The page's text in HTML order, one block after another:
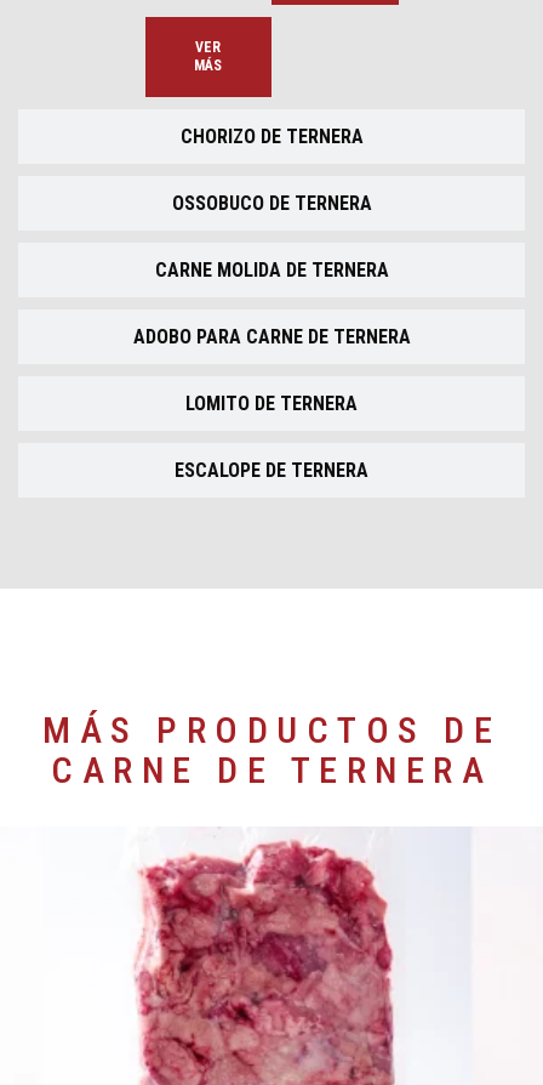
CHORIZO DE TERNERA
OSSOBUCO DE TERNERA
CARNE MOLIDA DE TERNERA
ADOBO PARA CARNE DE TERNERA
LOMITO DE TERNERA
ESCALOPE DE TERNERA
VER
MÁS
MÁS PRODUCTOS DE
CARNE DE TERNERA